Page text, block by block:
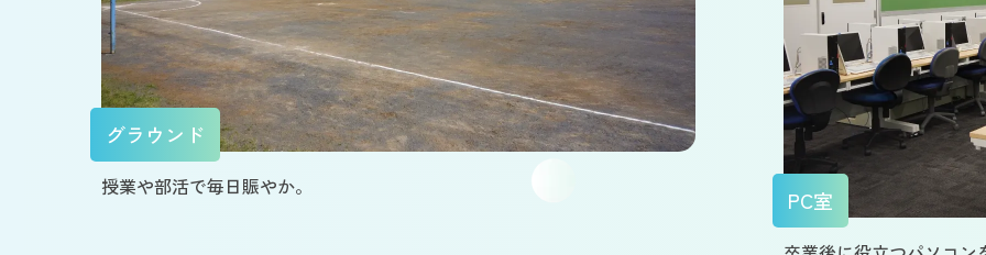
グラウンド
授業や部活で毎日賑やか。 PC室